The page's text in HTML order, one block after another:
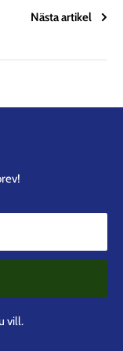
Nästa artikel
vill.